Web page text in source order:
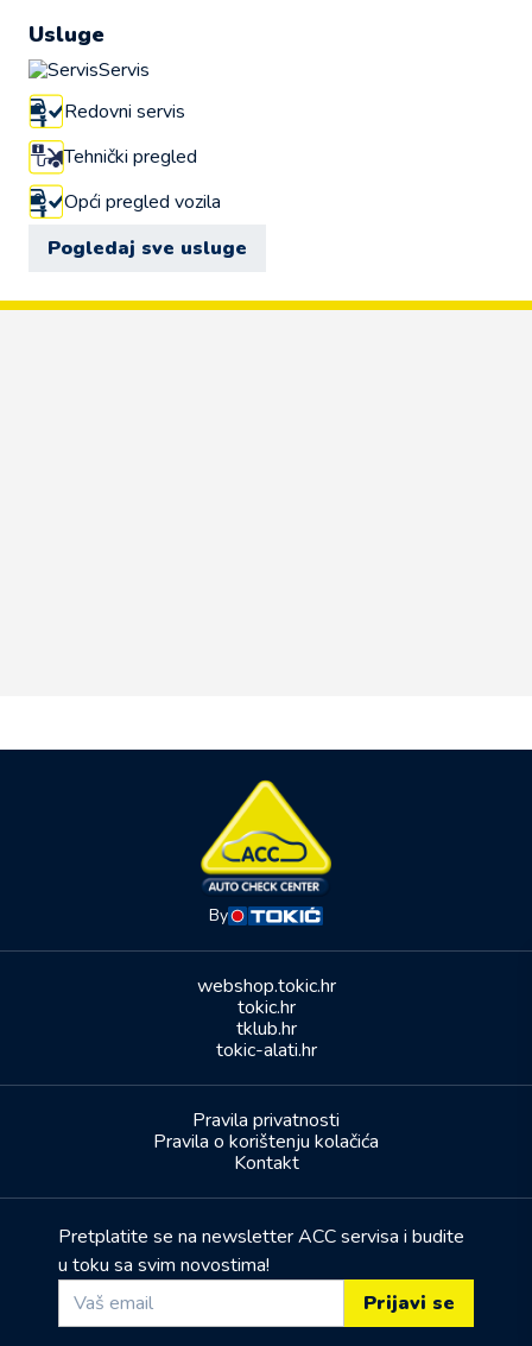
Usluge
Servis
Redovni servis
Tehnički pregled
Opći pregled vozila
Pogledaj sve usluge
By
webshop.tokic.hr
tokic.hr
tklub.hr
tokic-alati.hr
Pravila privatnosti
Pravila o korištenju kolačića
Kontakt
Pretplatite se na newsletter ACC servisa i budite
u toku sa svim novostima!